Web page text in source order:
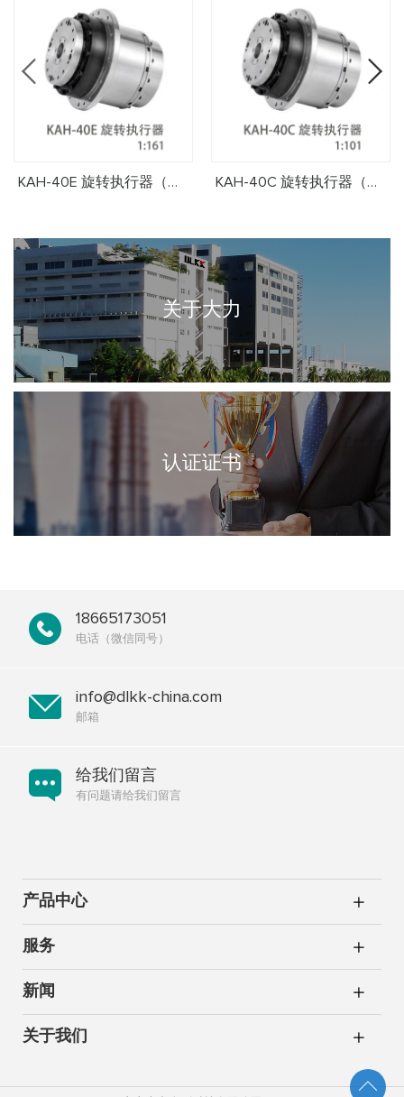
KAH-40E 旋转执行器（减速比1:161） KAH-40C 旋转执行器（减速比1:101）
关于大力
认证证书
18665173051
电话（微信同号）
info@dlkk-china.com
邮箱
给我们留言
有问题请给我们留言
产品中心
服务
新闻
关于我们
